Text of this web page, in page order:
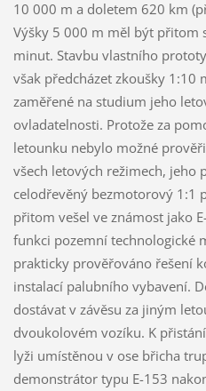
10 000 m a doletem 620 km
Výšky 5 000 m měl být přitom
minut. Stavbu vlastního
však předcházet zkoušky 1:10
zaměřené na studium jeho
ovladatelnosti. Protože za
letounku nebylo možné
všech letových režimech, jeho
celodřevěný bezmotorový 1:1
přitom vešel ve známost jako
funkci pozemní technologické
prakticky prověřováno řešení
instalací palubního vybavení.
dostávat v závěsu za jiným
dvoukolovém vozíku. K
lyži umístěnou v ose břicha
demonstrátor typu E-153